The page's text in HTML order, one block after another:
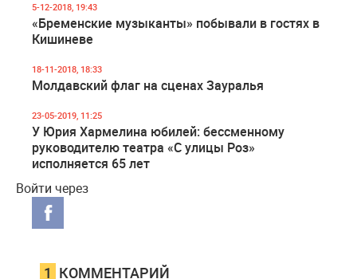
5-12-2018, 19:43
«Бременские музыканты» побывали в гостях в
Кишиневе
18-11-2018, 18:33
Молдавский флаг на сценах Зауралья
23-05-2019, 11:25
У Юрия Хармелина юбилей: бессменному
руководителю театра «С улицы Роз»
исполняется 65 лет
Войти через
1 КОММЕНТАРИЙ